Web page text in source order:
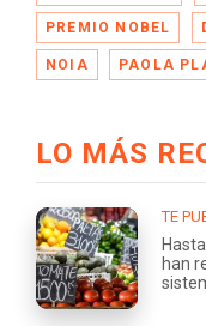
PREMIO NOBEL
NOIA PAOLA
LO MÁS
TE
han